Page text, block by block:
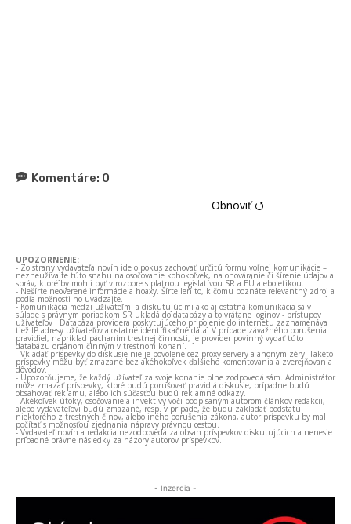
Komentáre: 0
Obnoviť ⭯
UPOZORNENIE:
- Zo strany vydavateľa novín ide o pokus zachovať určitú formu voľnej komunikácie –
nezneužívajte túto snahu na osočovanie kohokoľvek, na ohováranie či šírenie údajov a
správ, ktoré by mohli byť v rozpore s platnou legislatívou SR a EÚ alebo etikou.
- Nešírte neoverené informácie a hoaxy. Šírte len to, k čomu poznáte relevantný zdroj a
podľa možnosti ho uvádzajte.
- Komunikácia medzi užívateľmi a diskutujúcimi ako aj ostatná komunikácia sa v
súlade s právnym poriadkom SR ukladá do databázy a to vrátane loginov - prístupov
užívateľov . Databáza providera poskytujúceho pripojenie do internetu zaznamenáva
tiež IP adresy užívateľov a ostatné identifikačné dáta. V prípade závažného porušenia
pravidiel, napríklad páchaním trestnej činnosti, je provider povinný vydať túto
databázu orgánom činným v trestnom konaní.
- Vkladať príspevky do diskusie nie je povolené cez proxy servery a anonymizéry. Takéto
príspevky môžu byť zmazané bez akéhokoľvek ďalšieho komentovania a zverejňovania
dôvodov.
- Upozorňujeme, že každý užívateľ za svoje konanie plne zodpovedá sám. Administrátor
môže zmazať príspevky, ktoré budú porušovať pravidlá diskusie, prípadne budú
obsahovať reklamu, alebo ich súčasťou budú reklamné odkazy.
- Akékoľvek útoky, osočovanie a invektívy voči podpísaným autorom článkov redakcii,
alebo vydavateľovi budú zmazané, resp. v prípade, že budú zakladať podstatu
niektorého z trestných činov, alebo iného porušenia zákona, autor príspevku by mal
počítať s možnosťou zjednania nápravy právnou cestou.
- Vydavateľ novín a redakcia nezodpovedá za obsah príspevkov diskutujúcich a nenesie
prípadné právne následky za názory autorov príspevkov.
- Inzercia -